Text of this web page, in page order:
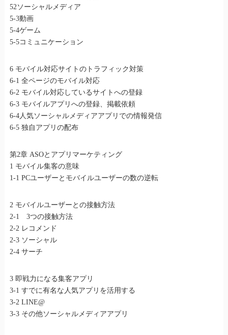
52ソーシャルメディア
5-3動画
5-4ゲーム
5-5コミュニケーション
6 モバイル対応サイトのトラフィック対策
6-1 全ページのモバイル対応
6-2 モバイル対応しているサイトへの登録
6-3 モバイルアプリへの登録、掲載依頼
6-4人気ソーシャルメディアアプリでの情報発信
6-5 独自アプリの配布
第2章 ASOとアプリマーケティング
1 モバイル集客の意味
1-1 PCユーザーとモバイルユーザーの数の逆転
2 モバイルユーザーとの接触方法
2-1 3つの接触方法
2-2 レコメンド
2-3 ソーシャル
2-4 サーチ
3 即戦力になる集客アプリ
3-1 すでに有名な人気アプリを活用する
3-2 LINE@
3-3 その他ソーシャルメディアアプリ